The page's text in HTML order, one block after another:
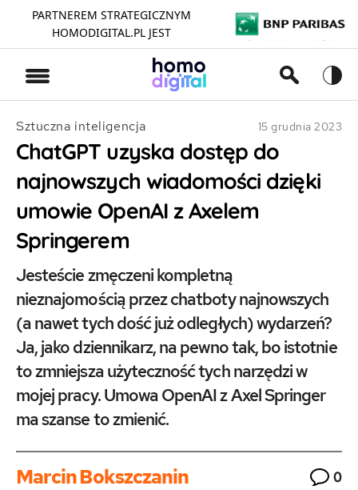
PARTNEREM STRATEGICZNYM
HOMODIGITAL.PL JEST
>
Sztuczna inteligencja 15 grudnia 2023
ChatGPT uzyska dostęp do
najnowszych wiadomości dzięki
umowie OpenAI z Axelem
Springerem
Jesteście zmęczeni kompletną
nieznajomością przez chatboty najnowszych
(a nawet tych dość już odległych) wydarzeń?
Ja, jako dziennikarz, na pewno tak, bo istotnie
to zmniejsza użyteczność tych narzędzi w
mojej pracy. Umowa OpenAI z Axel Springer
ma szanse to zmienić.
Marcin Bokszczanin 0